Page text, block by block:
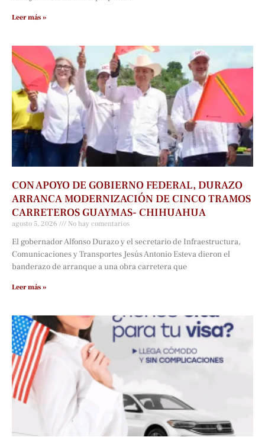
Leer más »
CON APOYO DE GOBIERNO FEDERAL, DURAZO
ARRANCA MODERNIZACIÓN DE CINCO TRAMOS
CARRETEROS GUAYMAS- CHIHUAHUA
agosto 5, 2026 No hay comentarios
El gobernador Alfonso Durazo y el secretario de Infraestructura,
Comunicaciones y Transportes Jesús Antonio Esteva dieron el
banderazo de arranque a una obra carretera que
Leer más »